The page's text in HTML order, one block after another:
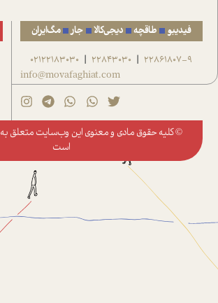
فیدیبو طاقچه دیجی‌کالا جار مگ‌ایران
22861807-9
|
22843030
|
02122183030
info@movafaghiat.com
© کلیه حقوق مادی و معنوی این وب‌سایت متعلق به
است